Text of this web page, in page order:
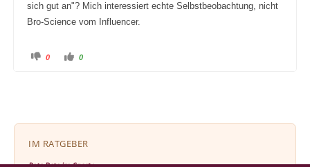
sich gut an"? Mich interessiert echte Selbstbeobachtung, nicht
Bro-Science vom Influencer.
A
f
D
u
0
A
f
D
u
0
IM RATGEBER